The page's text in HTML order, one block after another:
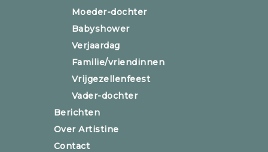
Moeder-dochter
Babyshower
Verjaardag
Familie/vriendinnen
Vrijgezellenfeest
Vader-dochter
Berichten
Over Artistine
Contact